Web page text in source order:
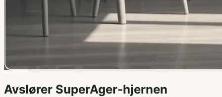
Avslører SuperAger-hjernen